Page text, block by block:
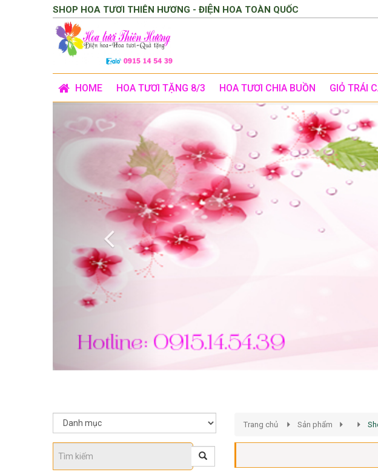
SHOP HOA TƯƠI THIÊN HƯƠNG - ĐIỆN HOA TOÀN QUỐC
HOME HOA TƯƠI TẶNG 8/3 HOA TƯƠI CHIA BUỒN GIỎ TRÁI
Previous
Trang chủ Sản phẩm